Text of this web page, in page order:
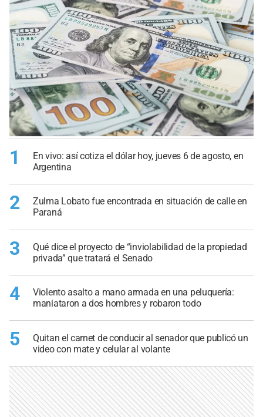
1
En vivo: así cotiza el dólar hoy, jueves 6 de agosto, en
Argentina
2
Zulma Lobato fue encontrada en situación de calle en
Paraná
3
Qué dice el proyecto de “inviolabilidad de la propiedad
privada” que tratará el Senado
4
Violento asalto a mano armada en una peluquería:
maniataron a dos hombres y robaron todo
5
Quitan el carnet de conducir al senador que publicó un
video con mate y celular al volante